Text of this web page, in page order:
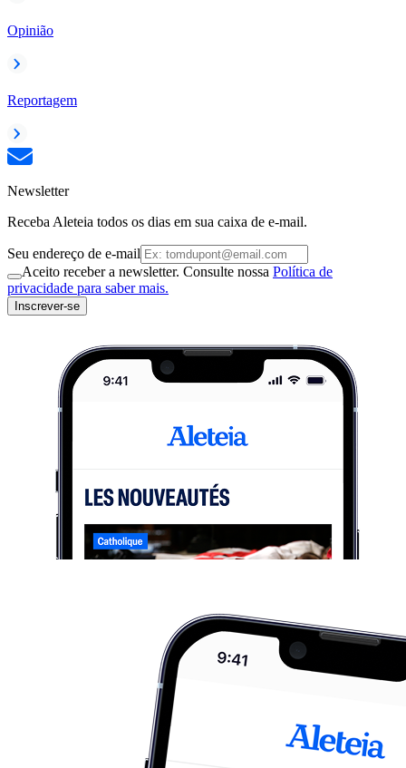
Opinião
Reportagem
Newsletter
Receba Aleteia todos os dias em sua caixa de e-mail.
Seu endereço de e-mail
Aceito receber a newsletter. Consulte nossa Política de
privacidade para saber mais.
Inscrever-se